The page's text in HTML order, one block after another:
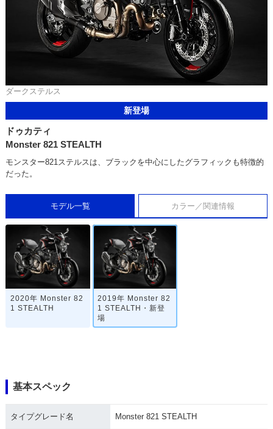
ダークステルス
新登場
ドゥカティ
Monster 821 STEALTH
モンスター821ステルスは、ブラックを中心にしたグラフィックも特徴的
だった。
モデル一覧 カラー／関連情報
2020年 Monster 82
1 STEALTH
2019年 Monster 82
1 STEALTH・新登
場
基本スペック
タイプグレード名 Monster 821 STEALTH